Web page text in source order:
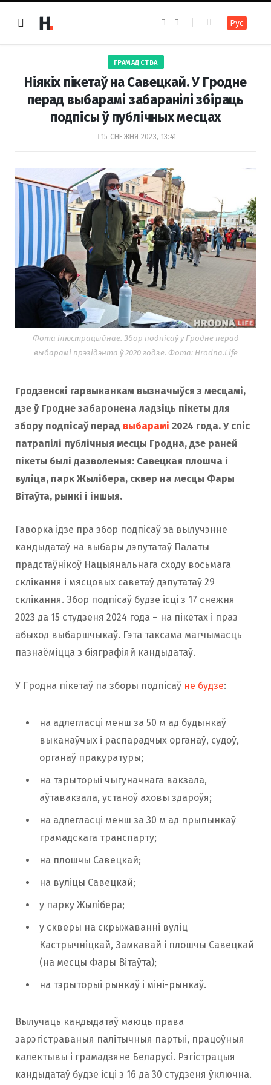
e
k
t
a
m
Рус
ГРАМАДСТВА
Ніякіх пікетаў на Савецкай. У Гродне
перад выбарамі забаранілі збіраць
подпісы ў публічных месцах
15 СНЕЖНЯ 2023, 13:41
Фота ілюстрацыйнае. Збор подпісаў у Гродне перад
выбарамі прэзідэнта ў 2020 годзе. Фота: Hrodna.Life
Гродзенскі гарвыканкам вызначыўся з месцамі,
дзе ў Гродне забаронена ладзіць пікеты для
збору подпісаў перад выбарамі 2024 года. У спіс
патрапілі публічныя месцы Гродна, дзе раней
пікеты былі дазволеныя: Савецкая плошча і
вуліца, парк Жылібера, сквер на месцы Фары
Вітаўта, рынкі і іншыя.
Гаворка ідзе пра збор подпісаў за вылучэнне
кандыдатаў на выбары дэпутатаў Палаты
прадстаўнікоў Нацыянальнага сходу восьмага
склікання і мясцовых саветаў дэпутатаў 29
склікання. Збор подпісаў будзе ісці з 17 снежня
2023 да 15 студзеня 2024 года – на пікетах і праз
абыход выбаршчыкаў. Гэта таксама магчымасць
пазнаёміцца ​​з біяграфіяй кандыдатаў.
У Гродна пікетаў па зборы подпісаў не будзе:
на адлегласці менш за 50 м ад будынкаў
выканаўчых і распарадчых органаў, судоў,
органаў пракуратуры;
на тэрыторыі чыгуначнага вакзала,
аўтавакзала, устаноў аховы здароўя;
на адлегласці менш за 30 м ад прыпынкаў
грамадскага транспарту;
на плошчы Савецкай;
на вуліцы Савецкай;
у парку Жылібера;
у скверы на скрыжаванні вуліц
Кастрычніцкай, Замкавай і плошчы Савецкай
(на месцы Фары Вітаўта);
на тэрыторыі рынкаў і міні-рынкаў.
Вылучаць кандыдатаў маюць права
зарэгістраваныя палітычныя партыі, працоўныя
калектывы і грамадзяне Беларусі. Рэгістрацыя
кандыдатаў будзе ісці з 16 да 30 студзеня ўключна.